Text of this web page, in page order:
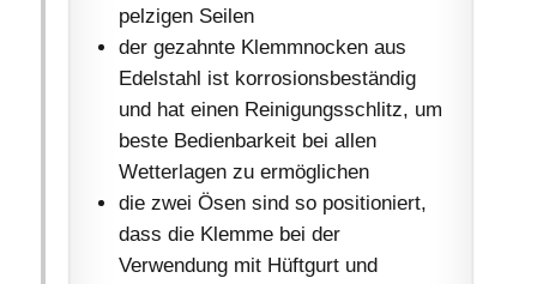
pelzigen Seilen
der gezahnte Klemmnocken aus
Edelstahl ist korrosionsbeständig
und hat einen Reinigungsschlitz, um
beste Bedienbarkeit bei allen
Wetterlagen zu ermöglichen
die zwei Ösen sind so positioniert,
dass die Klemme bei der
Verwendung mit Hüftgurt und